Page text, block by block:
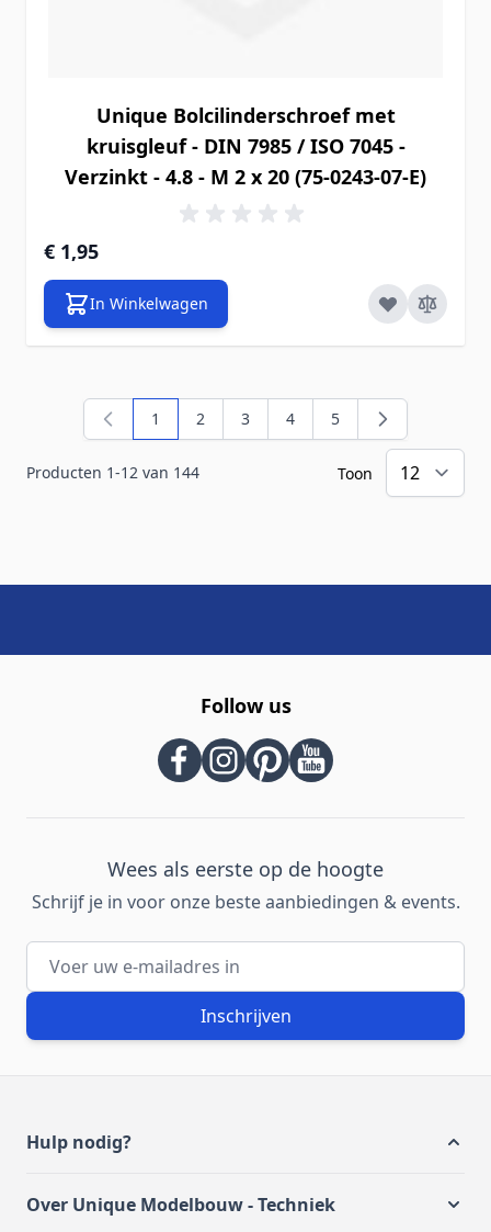
Unique Bolcilinderschroef met
kruisgleuf - DIN 7985 / ISO 7045 -
Verzinkt - 4.8 - M 2 x 20 (75-0243-07-E)
€ 1,95
In Winkelwagen
Producten 1-12 van 144
U lees momenteel pagina
1 Pagina
2 Pagina
3 Pagina
4 Pagina
5
Toon
Follow us
Wees als eerste op de hoogte
Schrijf je in voor onze beste aanbiedingen & events.
E-mailadres
Inschrijven
Hulp nodig?
Over Unique Modelbouw - Techniek